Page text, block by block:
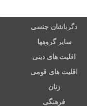
دگرباشان جنسی
سایر گروهها
اقلیت های دینی
اقلیت های قومی
زنان
فرهنگی